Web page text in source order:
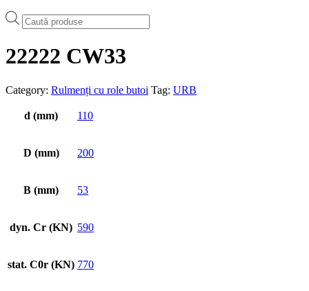
Products
search
22222 CW33
Category: Rulmenți cu role butoi Tag: URB
d (mm) 110
D (mm) 200
B (mm) 53
dyn. Cr (KN) 590
stat. C0r (KN) 770